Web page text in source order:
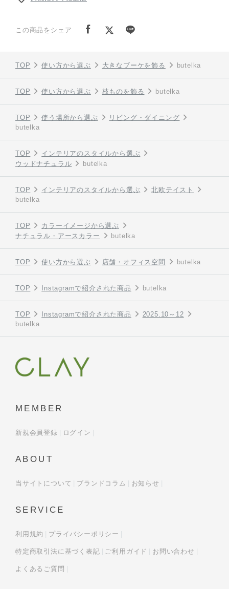
この商品をシェア
TOP 使い方から選ぶ 大きなブーケを飾る butelka
TOP 使い方から選ぶ 枝ものを飾る butelka
TOP 使う場所から選ぶ
リビング・ダイニング
butelka
TOP
インテリアのスタイルから選ぶ
ウッドナチュラル
butelka
TOP インテリアのスタイルから選ぶ
北欧テイスト
butelka
TOP
カラーイメージから選ぶ
ナチュラル・アースカラー
butelka
TOP 使い方から選ぶ 店舗・オフィス空間 butelka
TOP Instagramで紹介された商品 butelka
TOP Instagramで紹介された商品
2025.10～12
butelka
MEMBER
新規会員登録 ログイン
ABOUT
当サイトについて ブランドコラム お知らせ
SERVICE
利用規約 プライバシーポリシー
特定商取引法に基づく表記 ご利用ガイド お問い合わせ
よくあるご質問